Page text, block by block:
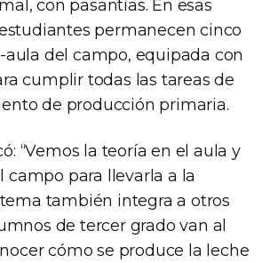
con pasantías. En esas
permanecen cinco
aula del campo, equipada con
cumplir todas las tareas de
de producción primaria.
“Vemos la teoría en el aula y
campo para llevarla a la
también integra a otros
de tercer grado van al
cómo se produce la leche